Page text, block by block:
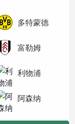
多特蒙德
富勒姆
利物浦
阿森纳